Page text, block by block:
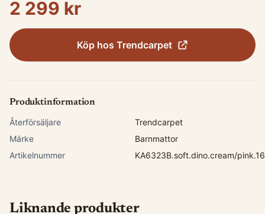
2 299 kr
Köp hos Trendcarpet
Produktinformation
Återförsäljare
Trendcarpet
Märke
Barnmattor
Artikelnummer
KA6323B.soft.dino.cream/
Liknande produkter